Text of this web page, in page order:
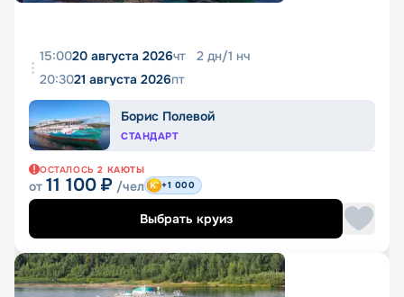
15:0020 августа 2026чт 2 дн/1 нч
20:3021 августа 2026пт
Борис Полевой
СТАНДАРТ
ОСТАЛОСЬ 2 КАЮТЫ
от 11 100 ₽ /чел +1 000
Выбрать круиз